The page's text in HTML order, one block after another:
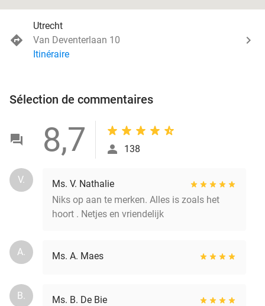
Utrecht
Van Deventerlaan 10
Itinéraire
Sélection de commentaires
8,7 138
V.
Ms. V. Nathalie
Niks op aan te merken. Alles is zoals het
hoort . Netjes en vriendelijk
A. Ms. A. Maes
B. Ms. B. De Bie